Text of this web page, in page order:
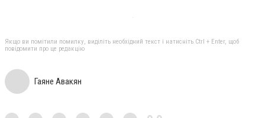
Якщо ви помітили помилку, виділіть необхідний текст і натисніть Ctrl + Enter, щоб
повідомити про це редакцію
Гаяне Авакян